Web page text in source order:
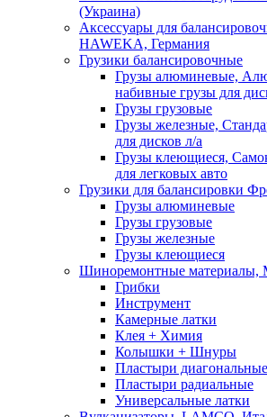
(Украина)
Аксессуары для
HAWEKA, Германия
Грузики балансировочные
Грузы алюминевые,
набивные грузы для
Грузы грузовые
Грузы железные,
для дисков л/а
Грузы клеющиеся,
для легковых авто
Грузики для балансировки
Грузы алюминевые
Грузы грузовые
Грузы железные
Грузы клеющиеся
Шиноремонтные материалы,
Грибки
Инструмент
Камерные латки
Клея + Химия
Колышки + Шнуры
Пластыри диагональные
Пластыри радиальные
Универсальные латки